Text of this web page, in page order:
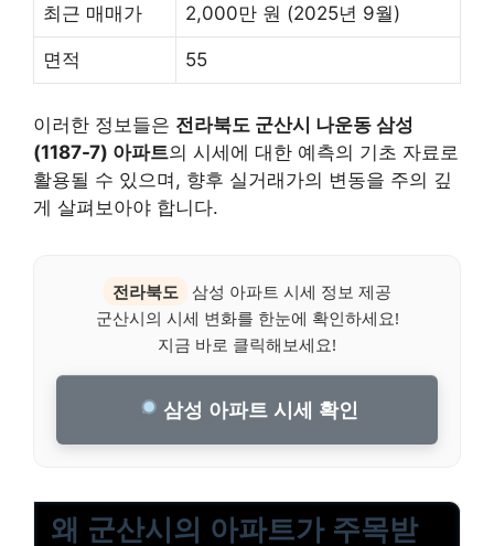
최근 매매가 2,000만 원 (2025년 9월)
면적 55
이러한 정보들은 전라북도 군산시 나운동 삼성
(1187-7) 아파트의 시세에 대한 예측의 기초 자료로
활용될 수 있으며, 향후 실거래가의 변동을 주의 깊
게 살펴보아야 합니다.
전라북도
삼성 아파트 시세 정보 제공
군산시의 시세 변화를 한눈에 확인하세요!
지금 바로 클릭해보세요!
삼성 아파트 시세 확인
왜 군산시의 아파트가 주목받